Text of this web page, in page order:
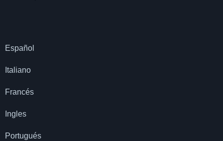
Español
Italiano
Francés
Ingles
Portugués